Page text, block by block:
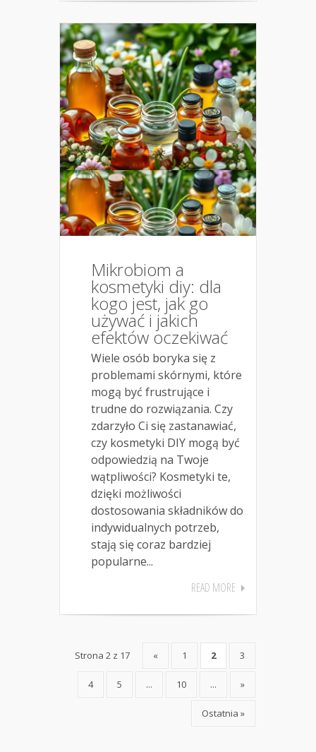
Mikrobiom a
kosmetyki diy: dla
kogo jest, jak go
używać i jakich
efektów oczekiwać
Wiele osób boryka się z
problemami skórnymi, które
mogą być frustrujące i
trudne do rozwiązania. Czy
zdarzyło Ci się zastanawiać,
czy kosmetyki DIY mogą być
odpowiedzią na Twoje
wątpliwości? Kosmetyki te,
dzięki możliwości
dostosowania składników do
indywidualnych potrzeb,
stają się coraz bardziej
popularne...
READ MORE
Strona 2 z 17 « 1 2 3
4 5 ... 10 ... »
Ostatnia »